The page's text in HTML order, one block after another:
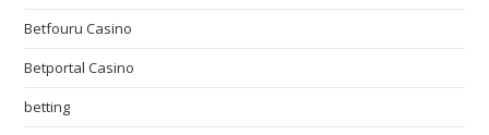
Betfouru Casino
Betportal Casino
betting